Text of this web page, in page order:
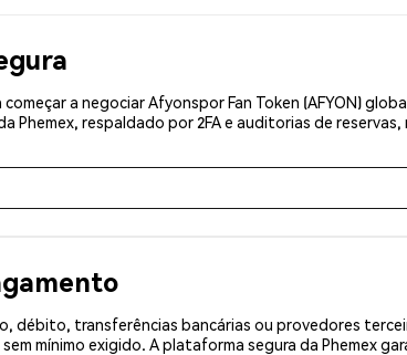
a negociar Afyonspor Fan Token (AFYON)
Phemex, respaldado por 2FA e auditorias de
débito, transferências bancárias ou provedores
mínimo exigido. A plataforma segura da Phemex